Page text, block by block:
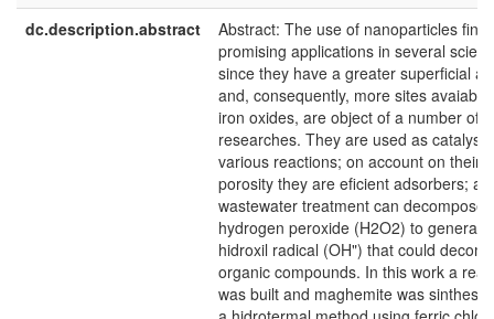
dc.description.abstract
Abstract: The use of nanoparticles finds
promising applications in several
since they have a greater superficial
and, consequently, more sites
iron oxides, are object of a number of
researches. They are used as
various reactions; on account on their
porosity they are eficient adsorbers;
wastewater treatment can decompose
hydrogen peroxide (H2O2) to generate
hidroxil radical (OH") that could
organic compounds. In this work a
was built and maghemite was